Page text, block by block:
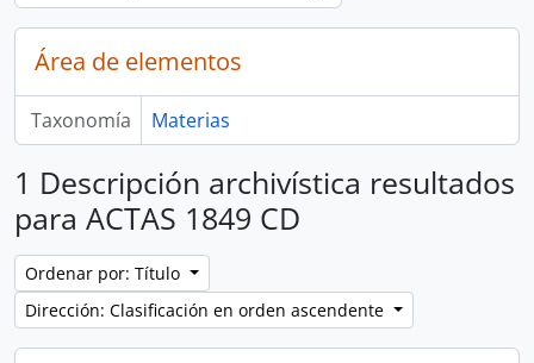
Área de elementos
Taxonomía Materias
1 Descripción archivística resultados
para ACTAS 1849 CD
Ordenar por: Título
Dirección: Clasificación en orden ascendente